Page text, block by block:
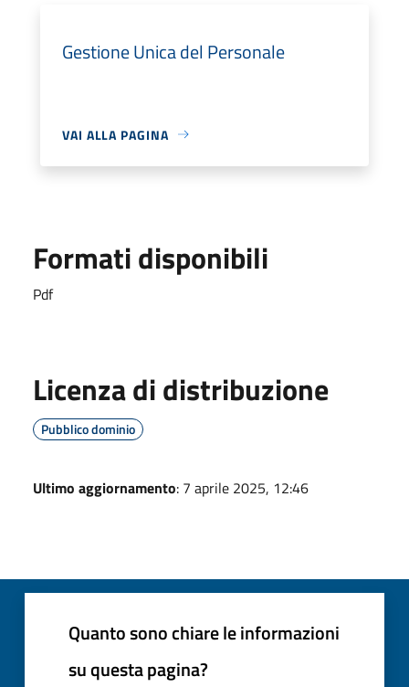
Gestione Unica del Personale
VAI ALLA PAGINA
Formati disponibili
Pdf
Licenza di distribuzione
Pubblico dominio
Ultimo aggiornamento: 7 aprile 2025, 12:46
Quanto sono chiare le informazioni
su questa pagina?